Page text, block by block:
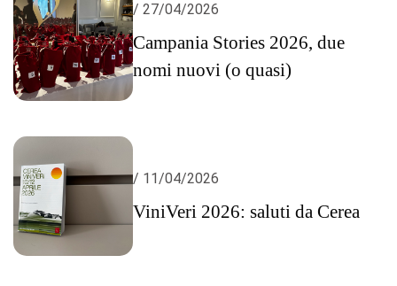
/ 27/04/2026
Campania Stories 2026, due
nomi nuovi (o quasi)
/ 11/04/2026
ViniVeri 2026: saluti da Cerea